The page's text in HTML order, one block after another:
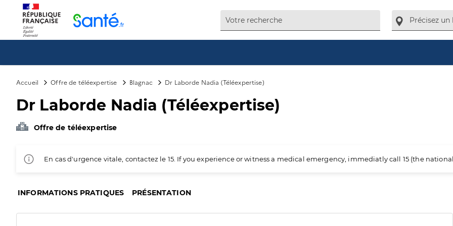
Accueil Offre de téléexpertise Blagnac Dr Laborde Nadia (Téléexpertise)
Dr Laborde Nadia (Téléexpertise)
Offre de téléexpertise
En cas d'urgence vitale, contactez le 15. If you experience or witness a medical emergency, immediatly call 15 (the
INFORMATIONS PRATIQUES PRÉSENTATION
Panneau de gestion des cookies